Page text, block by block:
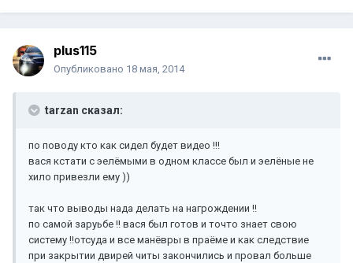
plus115
Опубликовано 18 мая, 2014
tarzan сказал:
по поводу кто как сидел будет видео !!!
вася кстати с эелёмыми в одном классе был и эелёные не
хило привезли ему ))
так что выводы нада делать на нагрождении !!
по самой заруьбе !! вася был готов и точто знает свою
систему !!отсуда и все манёвры в праёме и как следствие
при закрытии двирей читы закончились и провал больше